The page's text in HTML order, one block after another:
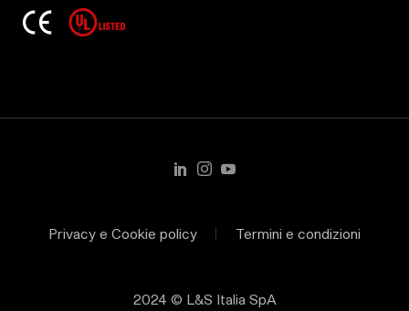
Privacy e Cookie policy Termini e condizioni
2024 © L&S Italia SpA